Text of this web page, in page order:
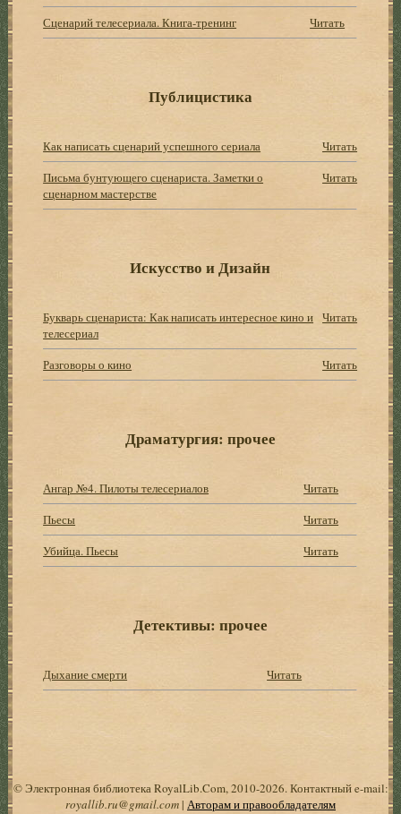
Сценарий телесериала. Книга-тренинг
Читать
Публицистика
Как написать сценарий успешного сериала
Читать
Письма бунтующего сценариста. Заметки о
сценарном мастерстве
Читать
Искусство и Дизайн
Букварь сценариста: Как написать интересное кино и
телесериал
Читать
Разговоры о кино Читать
Драматургия: прочее
Ангар №4. Пилоты телесериалов
Читать
Пьесы
Читать
Убийца. Пьесы
Читать
Детективы: прочее
Дыхание смерти Читать
© Электронная библиотека RoyalLib.Com, 2010-2026. Контактный e-mail:
royallib.ru@gmail.com| Авторам и правообладателям